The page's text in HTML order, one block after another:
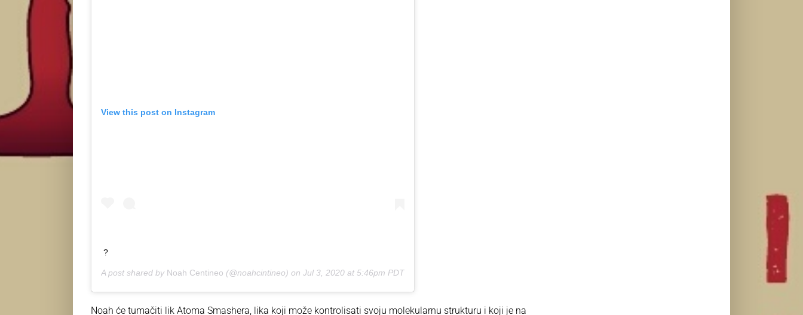
View this post on Instagram
?
A post shared by Noah Centineo (@noahcintineo) on Jul 3, 2020 at 5:46pm PDT
Noah će tumačiti lik Atoma Smashera, lika koji može kontrolisati svoju molekularnu strukturu i koji je na